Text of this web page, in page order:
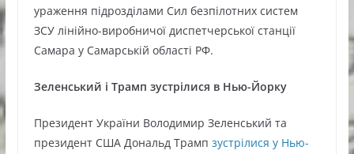
ураження підрозділами Сил безпілотних систем
ЗСУ лінійно-виробничої диспетчерської станції
Самара у Самарській області РФ.
Зеленський і Трамп зустрілися в Нью-Йорку
Президент України Володимир Зеленський та
президент США Дональд Трамп зустрілися у Нью-